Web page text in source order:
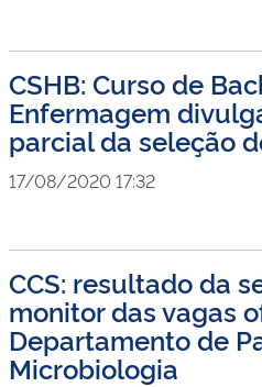
CSHB: Curso de
Enfermagem
parcial da seleção
17/08/2020 17:32
CCS: resultado da
monitor das vagas
Departamento de
Microbiologia